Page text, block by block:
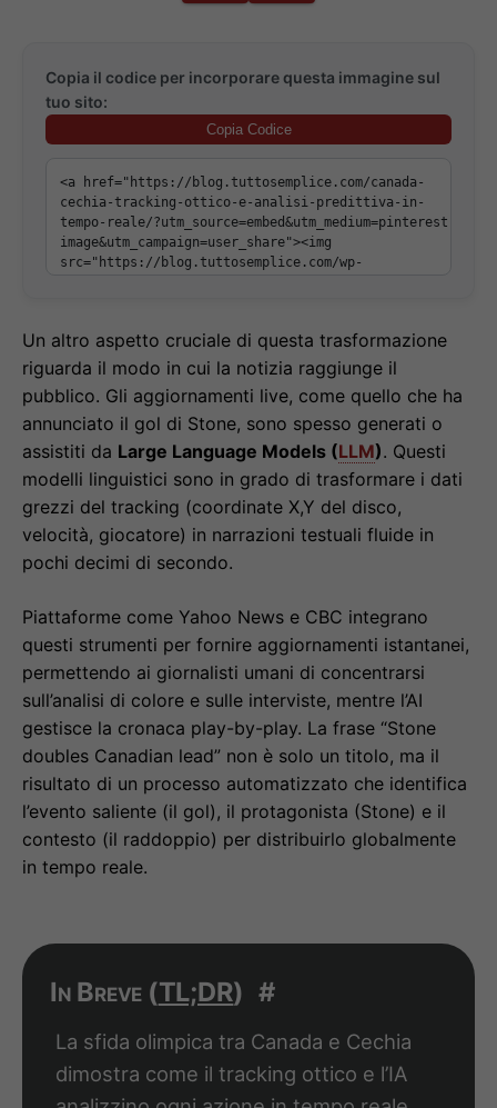
Copia il codice per incorporare questa immagine sul
tuo sito:
Copia Codice
Un altro aspetto cruciale di questa trasformazione
riguarda il modo in cui la notizia raggiunge il
pubblico. Gli aggiornamenti live, come quello che ha
annunciato il gol di Stone, sono spesso generati o
assistiti da Large Language Models (LLM). Questi
modelli linguistici sono in grado di trasformare i dati
grezzi del tracking (coordinate X,Y del disco,
velocità, giocatore) in narrazioni testuali fluide in
pochi decimi di secondo.
Piattaforme come Yahoo News e CBC integrano
questi strumenti per fornire aggiornamenti istantanei,
permettendo ai giornalisti umani di concentrarsi
sull’analisi di colore e sulle interviste, mentre l’AI
gestisce la cronaca play-by-play. La frase “Stone
doubles Canadian lead” non è solo un titolo, ma il
risultato di un processo automatizzato che identifica
l’evento saliente (il gol), il protagonista (Stone) e il
contesto (il raddoppio) per distribuirlo globalmente
in tempo reale.
In Breve (TL;DR) #
La sfida olimpica tra Canada e Cechia
dimostra come il tracking ottico e l’IA